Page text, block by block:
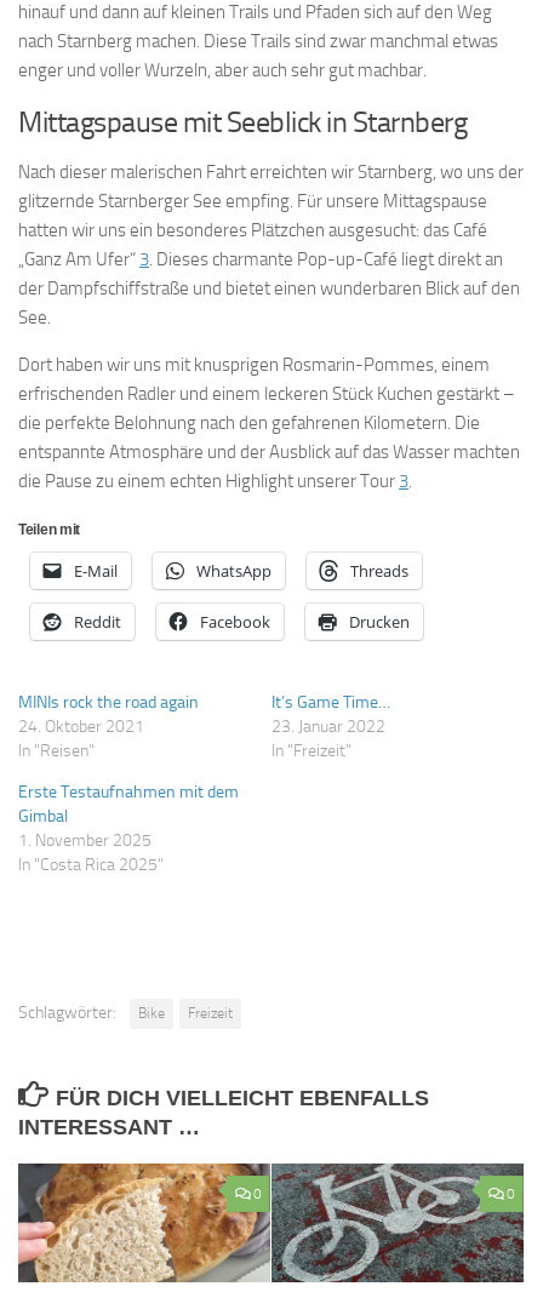
hinauf und dann auf kleinen Trails und Pfaden sich auf den Weg
nach Starnberg machen. Diese Trails sind zwar manchmal etwas
enger und voller Wurzeln, aber auch sehr gut machbar.
Mittagspause mit Seeblick in Starnberg
Nach dieser malerischen Fahrt erreichten wir Starnberg, wo uns der
glitzernde Starnberger See empfing. Für unsere Mittagspause
hatten wir uns ein besonderes Plätzchen ausgesucht: das Café
„Ganz Am Ufer“ 3. Dieses charmante Pop-up-Café liegt direkt an
der Dampfschiffstraße und bietet einen wunderbaren Blick auf den
See.
Dort haben wir uns mit knusprigen Rosmarin-Pommes, einem
erfrischenden Radler und einem leckeren Stück Kuchen gestärkt –
die perfekte Belohnung nach den gefahrenen Kilometern. Die
entspannte Atmosphäre und der Ausblick auf das Wasser machten
die Pause zu einem echten Highlight unserer Tour 3.
Teilen mit
E-Mail WhatsApp Threads
Reddit Facebook Drucken
MINIs rock the road again
24. Oktober 2021
In "Reisen"
It’s Game Time…
23. Januar 2022
In "Freizeit"
Erste Testaufnahmen mit dem
Gimbal
1. November 2025
In "Costa Rica 2025"
Schlagwörter: Bike Freizeit
FÜR DICH VIELLEICHT EBENFALLS
INTERESSANT …
0 0